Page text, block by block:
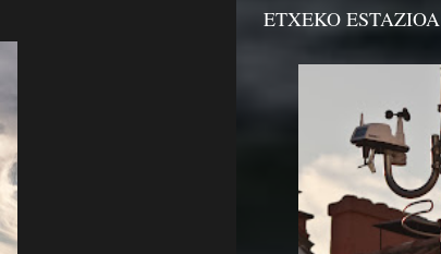
ETXEKO ESTAZIOA